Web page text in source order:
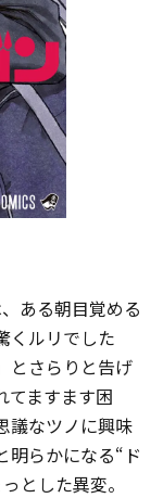
ある朝目覚める
くルリでした
とさらりと告げ
てますます困
議なツノに興味
明らかになる“ド
とした異変。